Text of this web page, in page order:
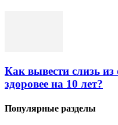
Как вывести слизь из
здоровее на 10 лет?
Популярные разделы